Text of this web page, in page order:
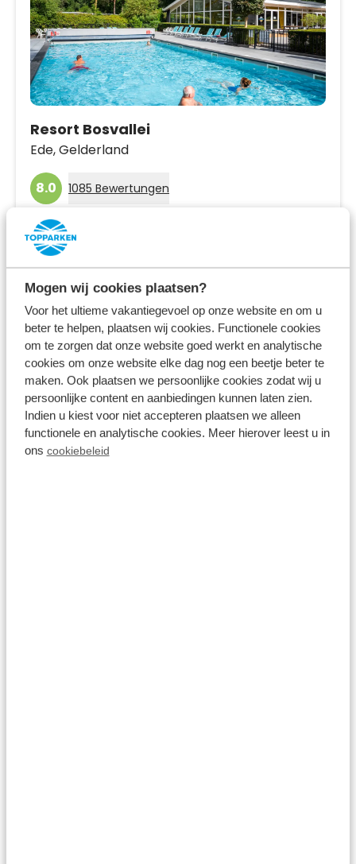
Mogen wij cookies plaatsen?
Voor het ultieme vakantiegevoel op onze website en om u
beter te helpen, plaatsen wij cookies. Functionele cookies
om te zorgen dat onze website goed werkt en analytische
cookies om onze website elke dag nog een beetje beter te
maken. Ook plaatsen we persoonlijke cookies zodat wij u
persoonlijke content en aanbiedingen kunnen laten zien.
Indien u kiest voor niet accepteren plaatsen we alleen
functionele en analytische cookies. Meer hierover leest u in
ons cookiebeleid
Resort Bosvallei
Ede,Gelderland
8.0 1085 Bewertungen
Familienpark in den Wäldern der Veluwe
Ferienhäuser, Campingplätze und
Safarizelte
Verschiedene Innen- und Außenanlagen
Fr 9. Oktober - Mo 12. Oktober
3 Nächte
2 Gäste
Ab:
355,00 €
Unterkünfte ansehen